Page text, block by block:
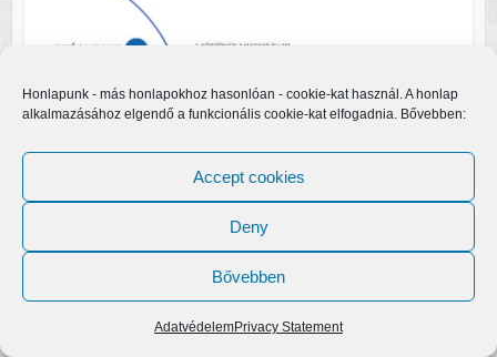
Honlapunk - más honlapokhoz hasonlóan - cookie-kat használ. A honlap
alkalmazásához elgendő a funkcionális cookie-kat elfogadnia. Bővebben:
Accept cookies
Deny
Bővebben
AdatvédelemPrivacy Statement